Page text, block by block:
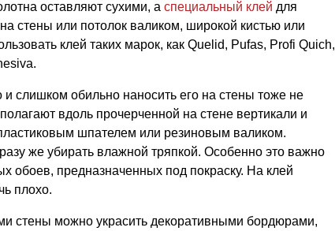
оставляют сухими, а специальный клей для
стены или потолок валиком, широкой кистью или
клей таких марок, как Quelid, Pufas, Profi Quich,
и слишком обильно наносить его на стены тоже не
вдоль прочерченной на стене вертикали и
шпателем или резиновым валиком.
же убирать влажной тряпкой. Особенно это важно
обоев, предназначенных под покраску. На клей
плохо.
стены можно украсить декоративными бордюрами,